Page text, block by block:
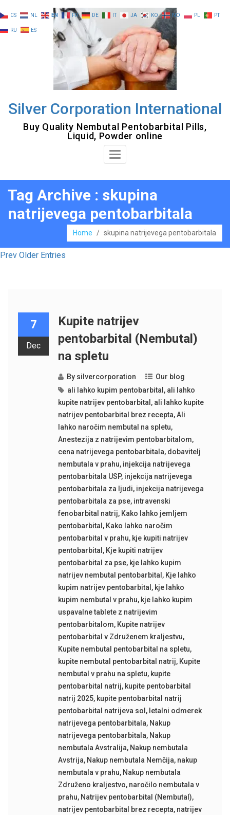
to
content
Silver Corporation International
Buy Quality Nembutal Pentobarbital Pills,
Liquid, Powder online
Toggle
Tag Archive : skupina
natrijevega pentobarbitala
Home / skupina natrijevega pentobarbitala
Prev Older Entries
7
Dec
Kupite natrijev
pentobarbital (Nembutal)
na spletu
By silvercorporation
Our blog
ali lahko kupim pentobarbital , ali lahko
kupite natrijev pentobarbital , ali lahko kupite
natrijev pentobarbital brez recepta,Ali
lahko naročim nembutal na spletu,
Anestezija z natrijevim pentobarbitalom,
cena natrijevega pentobarbitala, dobavitelj
nembutala v prahu, injekcija natrijevega
pentobarbitala USP, injekcija natrijevega
pentobarbitala za ljudi, injekcija natrijevega
pentobarbitala za pse, intravenski
fenobarbital natrij, Kako lahko jemljem
pentobarbital , Kako lahko naročim
pentobarbital v prahu, kje kupiti natrijev
pentobarbital , Kje kupiti natrijev
pentobarbital za pse, kje lahko kupim
natrijev nembutal pentobarbital , Kje lahko
kupim natrijev pentobarbital , kje lahko
kupim nembutal v prahu, kje lahko kupim
uspavalne tablete z natrijevim
pentobarbitalom, Kupite natrijev
pentobarbital v Združenem kraljestvu,
Kupite nembutal pentobarbital na spletu,
kupite nembutal pentobarbital natrij, Kupite
nembutal v prahu na spletu, kupite
pentobarbital natrij, kupite pentobarbital
natrij 2025, kupite pentobarbital natrij
pentobarbital natrijeva sol , letalni odmerek
natrijevega pentobarbitala, Nakup
natrijevega pentobarbitala, Nakup
nembutala Avstralija, Nakup nembutala
Avstrija, Nakup nembutala Nemčija, nakup
nembutala v prahu, Nakup nembutala
Združeno kraljestvo, naročilo nembutala v
prahu, Natrijev pentobarbital (Nembutal),
natrijev pentobarbital brez recepta, natrijev
CS NL EN FR DE IT JA KO NO PL PT
RU ES